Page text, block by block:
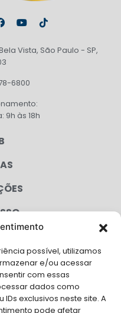
possível, utilizamos
e/ou acessar
com essas
dados como
exclusivos neste site. A
pode afetar
Vista, São Paulo - SP,
6800
9h às 18h